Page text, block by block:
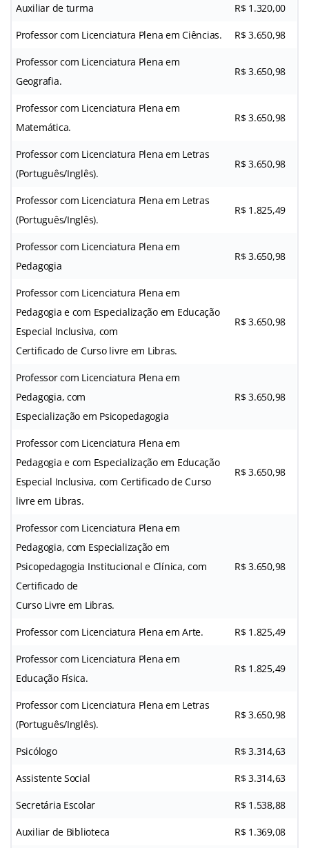
Auxiliar de turma R$ 1.320,00
Professor com Licenciatura Plena em Ciências. R$ 3.650,98
Professor com Licenciatura Plena em
Geografia.
R$ 3.650,98
Professor com Licenciatura Plena em
Matemática.
R$ 3.650,98
Professor com Licenciatura Plena em Letras
(Português/Inglês).
R$ 3.650,98
Professor com Licenciatura Plena em Letras
(Português/Inglês).
R$ 1.825,49
Professor com Licenciatura Plena em
Pedagogia
R$ 3.650,98
Professor com Licenciatura Plena em
Pedagogia e com Especialização em Educação
Especial Inclusiva, com
Certificado de Curso livre em Libras.
R$ 3.650,98
Professor com Licenciatura Plena em
Pedagogia, com
Especialização em Psicopedagogia
R$ 3.650,98
Professor com Licenciatura Plena em
Pedagogia e com Especialização em Educação
Especial Inclusiva, com Certificado de Curso
livre em Libras.
R$ 3.650,98
Professor com Licenciatura Plena em
Pedagogia, com Especialização em
Psicopedagogia Institucional e Clínica, com
Certificado de
Curso Livre em Libras.
R$ 3.650,98
Professor com Licenciatura Plena em Arte. R$ 1.825,49
Professor com Licenciatura Plena em
Educação Física.
R$ 1.825,49
Professor com Licenciatura Plena em Letras
(Português/Inglês).
R$ 3.650,98
Psicólogo R$ 3.314,63
Assistente Social R$ 3.314,63
Secretária Escolar R$ 1.538,88
Auxiliar de Biblioteca R$ 1.369,08